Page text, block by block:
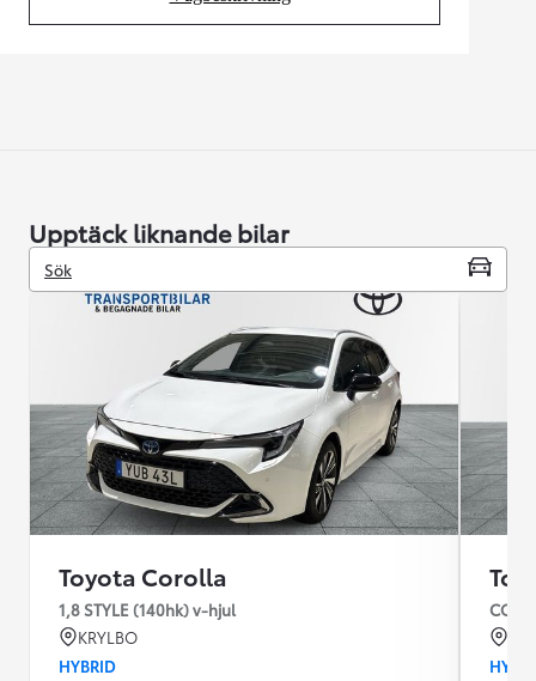
(Opens in new tab)
Upptäck liknande bilar
Sök
Toyota Corolla
1,8 STYLE (140hk) v-hjul
KRYLBO
HYBRID